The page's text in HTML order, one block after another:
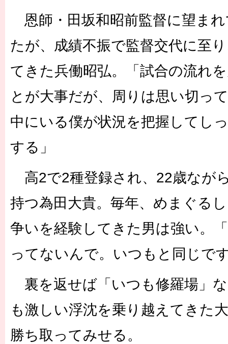
恩師・田坂和昭前監督に望ま
たが、成績不振で監督交代に至
てきた兵働昭弘。「試合の流れ
とが大事だが、周りは思い切っ
中にいる僕が状況を把握してし
する」
高2で2種登録され、22歳なが
持つ為田大貴。毎年、めまぐる
争いを経験してきた男は強い。
ってないんで。いつもと同じで
裏を返せば「いつも修羅場」
も激しい浮沈を乗り越えてきた
勝ち取ってみせる。